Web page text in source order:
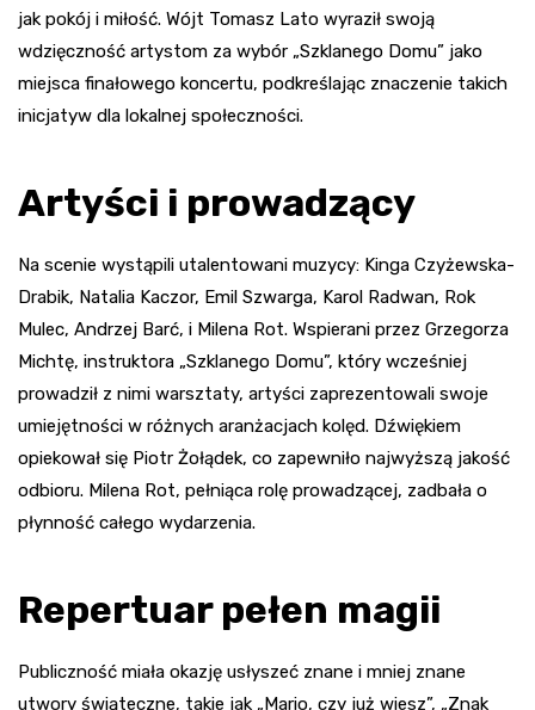
jak pokój i miłość. Wójt Tomasz Lato wyraził swoją
wdzięczność artystom za wybór „Szklanego Domu” jako
miejsca finałowego koncertu, podkreślając znaczenie takich
inicjatyw dla lokalnej społeczności.
Artyści i prowadzący
Na scenie wystąpili utalentowani muzycy: Kinga Czyżewska-
Drabik, Natalia Kaczor, Emil Szwarga, Karol Radwan, Rok
Mulec, Andrzej Barć, i Milena Rot. Wspierani przez Grzegorza
Michtę, instruktora „Szklanego Domu”, który wcześniej
prowadził z nimi warsztaty, artyści zaprezentowali swoje
umiejętności w różnych aranżacjach kolęd. Dźwiękiem
opiekował się Piotr Żołądek, co zapewniło najwyższą jakość
odbioru. Milena Rot, pełniąca rolę prowadzącej, zadbała o
płynność całego wydarzenia.
Repertuar pełen magii
Publiczność miała okazję usłyszeć znane i mniej znane
utwory świąteczne, takie jak „Mario, czy już wiesz”, „Znak